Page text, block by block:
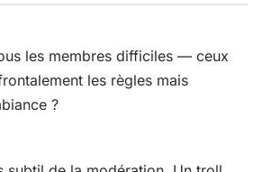
les membres difficiles — ceux
les règles mais
?